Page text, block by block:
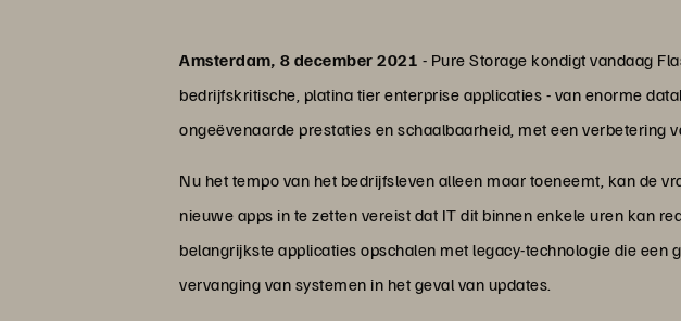
Amsterdam, 8 december 2021 - Pure Storage kondigt vandaag
bedrijfskritische, platina tier enterprise applicaties - van enorme
ongeëvenaarde prestaties en schaalbaarheid, met een verbetering
Nu het tempo van het bedrijfsleven alleen maar toeneemt, kan de
nieuwe apps in te zetten vereist dat IT dit binnen enkele uren kan
belangrijkste applicaties opschalen met legacy-technologie die
vervanging van systemen in het geval van updates.